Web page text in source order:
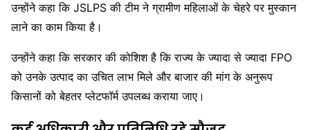
उन्होंने कहा कि JSLPS की टीम ने ग्रामीण महिलाओं के चेहरे पर मुस्कान
लाने का काम किया है।
उन्होंने कहा कि सरकार की कोशिश है कि राज्य के ज्यादा से ज्यादा FPO
को उनके उत्पाद का उचित लाभ मिले और बाजार की मांग के अनुरूप
किसानों को बेहतर प्लेटफॉर्म उपलब्ध कराया जाए।